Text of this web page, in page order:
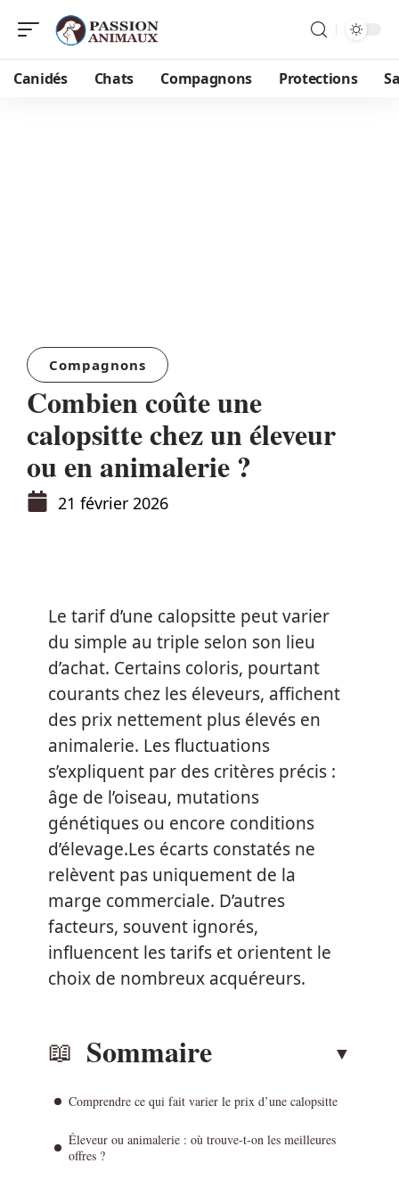
Canidés Chats Compagnons Protections
Compagnons
Combien coûte une
calopsitte chez un éleveur
ou en animalerie ?
21 février 2026
Le tarif d’une calopsitte peut varier
du simple au triple selon son lieu
d’achat. Certains coloris, pourtant
courants chez les éleveurs, affichent
des prix nettement plus élevés en
animalerie. Les fluctuations
s’expliquent par des critères précis :
âge de l’oiseau, mutations
génétiques ou encore conditions
d’élevage.Les écarts constatés ne
relèvent pas uniquement de la
marge commerciale. D’autres
facteurs, souvent ignorés,
influencent les tarifs et orientent le
choix de nombreux acquéreurs.
Sommaire
Comprendre ce qui fait varier le prix d’une calopsitte
Éleveur ou animalerie : où trouve-t-on les meilleures
offres ?